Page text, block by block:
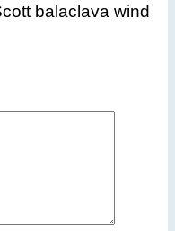
balaclava wind